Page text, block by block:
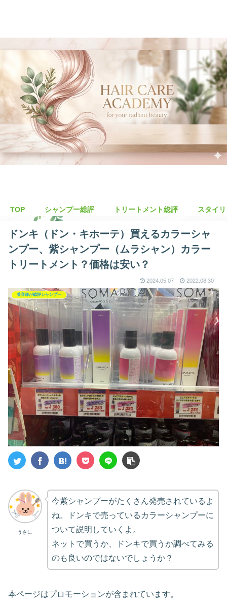
TOP シャンプー総評 トリートメント総評 スタイ
ドンキ（ドン・キホーテ）買えるカラーシャ
ンプー、紫シャンプー（ムラシャン）カラー
トリートメント？価格は安い？
2024.05.07 2022.08.30
美容師が総評シャンプー
うさに
今紫シャンプーがたくさん発売されているよ
ね。ドンキで売っているカラーシャンプーに
ついて説明していくよ。
ネットで買うか、ドンキで買うか調べてみる
のも良いのではないでしょうか？
本ページはプロモーションが含まれています。